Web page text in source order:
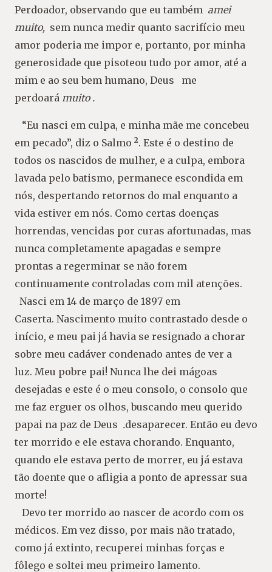
Perdoador, observando que eu também amei
muito, sem nunca medir quanto sacrifício meu
amor poderia me impor e, portanto, por minha
generosidade que pisoteou tudo por amor, até a
mim e ao seu bem humano, Deus me
perdoará muito .
“Eu nasci em culpa, e minha mãe me concebeu
em pecado”, diz o Salmo 2. Este é o destino de
todos os nascidos de mulher, e a culpa, embora
lavada pelo batismo, permanece escondida em
nós, despertando retornos do mal enquanto a
vida estiver em nós. Como certas doenças
horrendas, vencidas por curas afortunadas, mas
nunca completamente apagadas e sempre
prontas a regerminar se não forem
continuamente controladas com mil atenções.
Nasci em 14 de março de 1897 em
Caserta. Nascimento muito contrastado desde o
início, e meu pai já havia se resignado a chorar
sobre meu cadáver condenado antes de ver a
luz. Meu pobre pai! Nunca lhe dei mágoas
desejadas e este é o meu consolo, o consolo que
me faz erguer os olhos, buscando meu querido
papai na paz de Deus .desaparecer. Então eu devo
ter morrido e ele estava chorando. Enquanto,
quando ele estava perto de morrer, eu já estava
tão doente que o afligia a ponto de apressar sua
morte!
Devo ter morrido ao nascer de acordo com os
médicos. Em vez disso, por mais não tratado,
como já extinto, recuperei minhas forças e
fôlego e soltei meu primeiro lamento.